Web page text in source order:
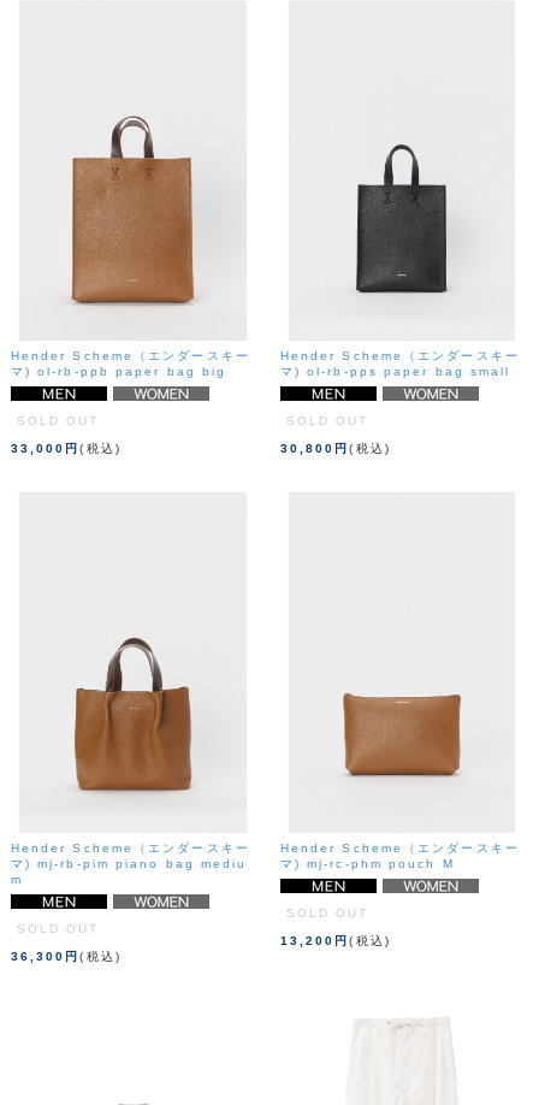
Hender Scheme（エンダースキー
マ) ol-rb-ppb paper bag big
SOLD OUT
33,000円(税込)
Hender Scheme（エンダースキー
マ) ol-rb-pps paper bag small
SOLD OUT
30,800円(税込)
Hender Scheme（エンダースキー
マ) mj-rb-pim piano bag mediu
m
SOLD OUT
36,300円(税込)
Hender Scheme（エンダースキー
マ) mj-rc-phm pouch M
SOLD OUT
13,200円(税込)